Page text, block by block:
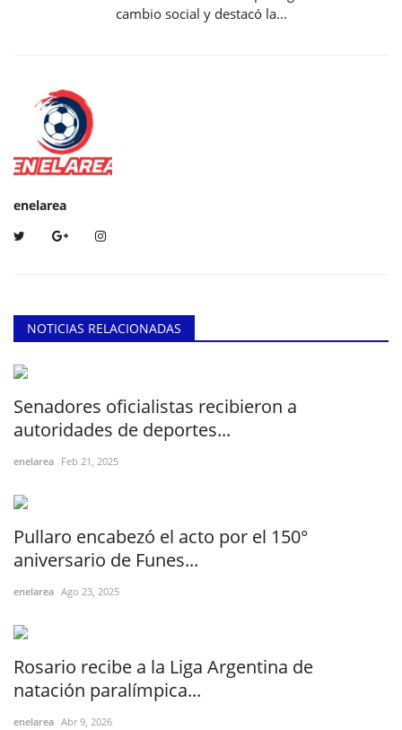
cambio social y destacó la...
enelarea
NOTICIAS RELACIONADAS
Senadores oficialistas recibieron a
autoridades de deportes...
enelarea Feb 21, 2025
Pullaro encabezó el acto por el 150°
aniversario de Funes...
enelarea Ago 23, 2025
Rosario recibe a la Liga Argentina de
natación paralímpica...
enelarea Abr 9, 2026